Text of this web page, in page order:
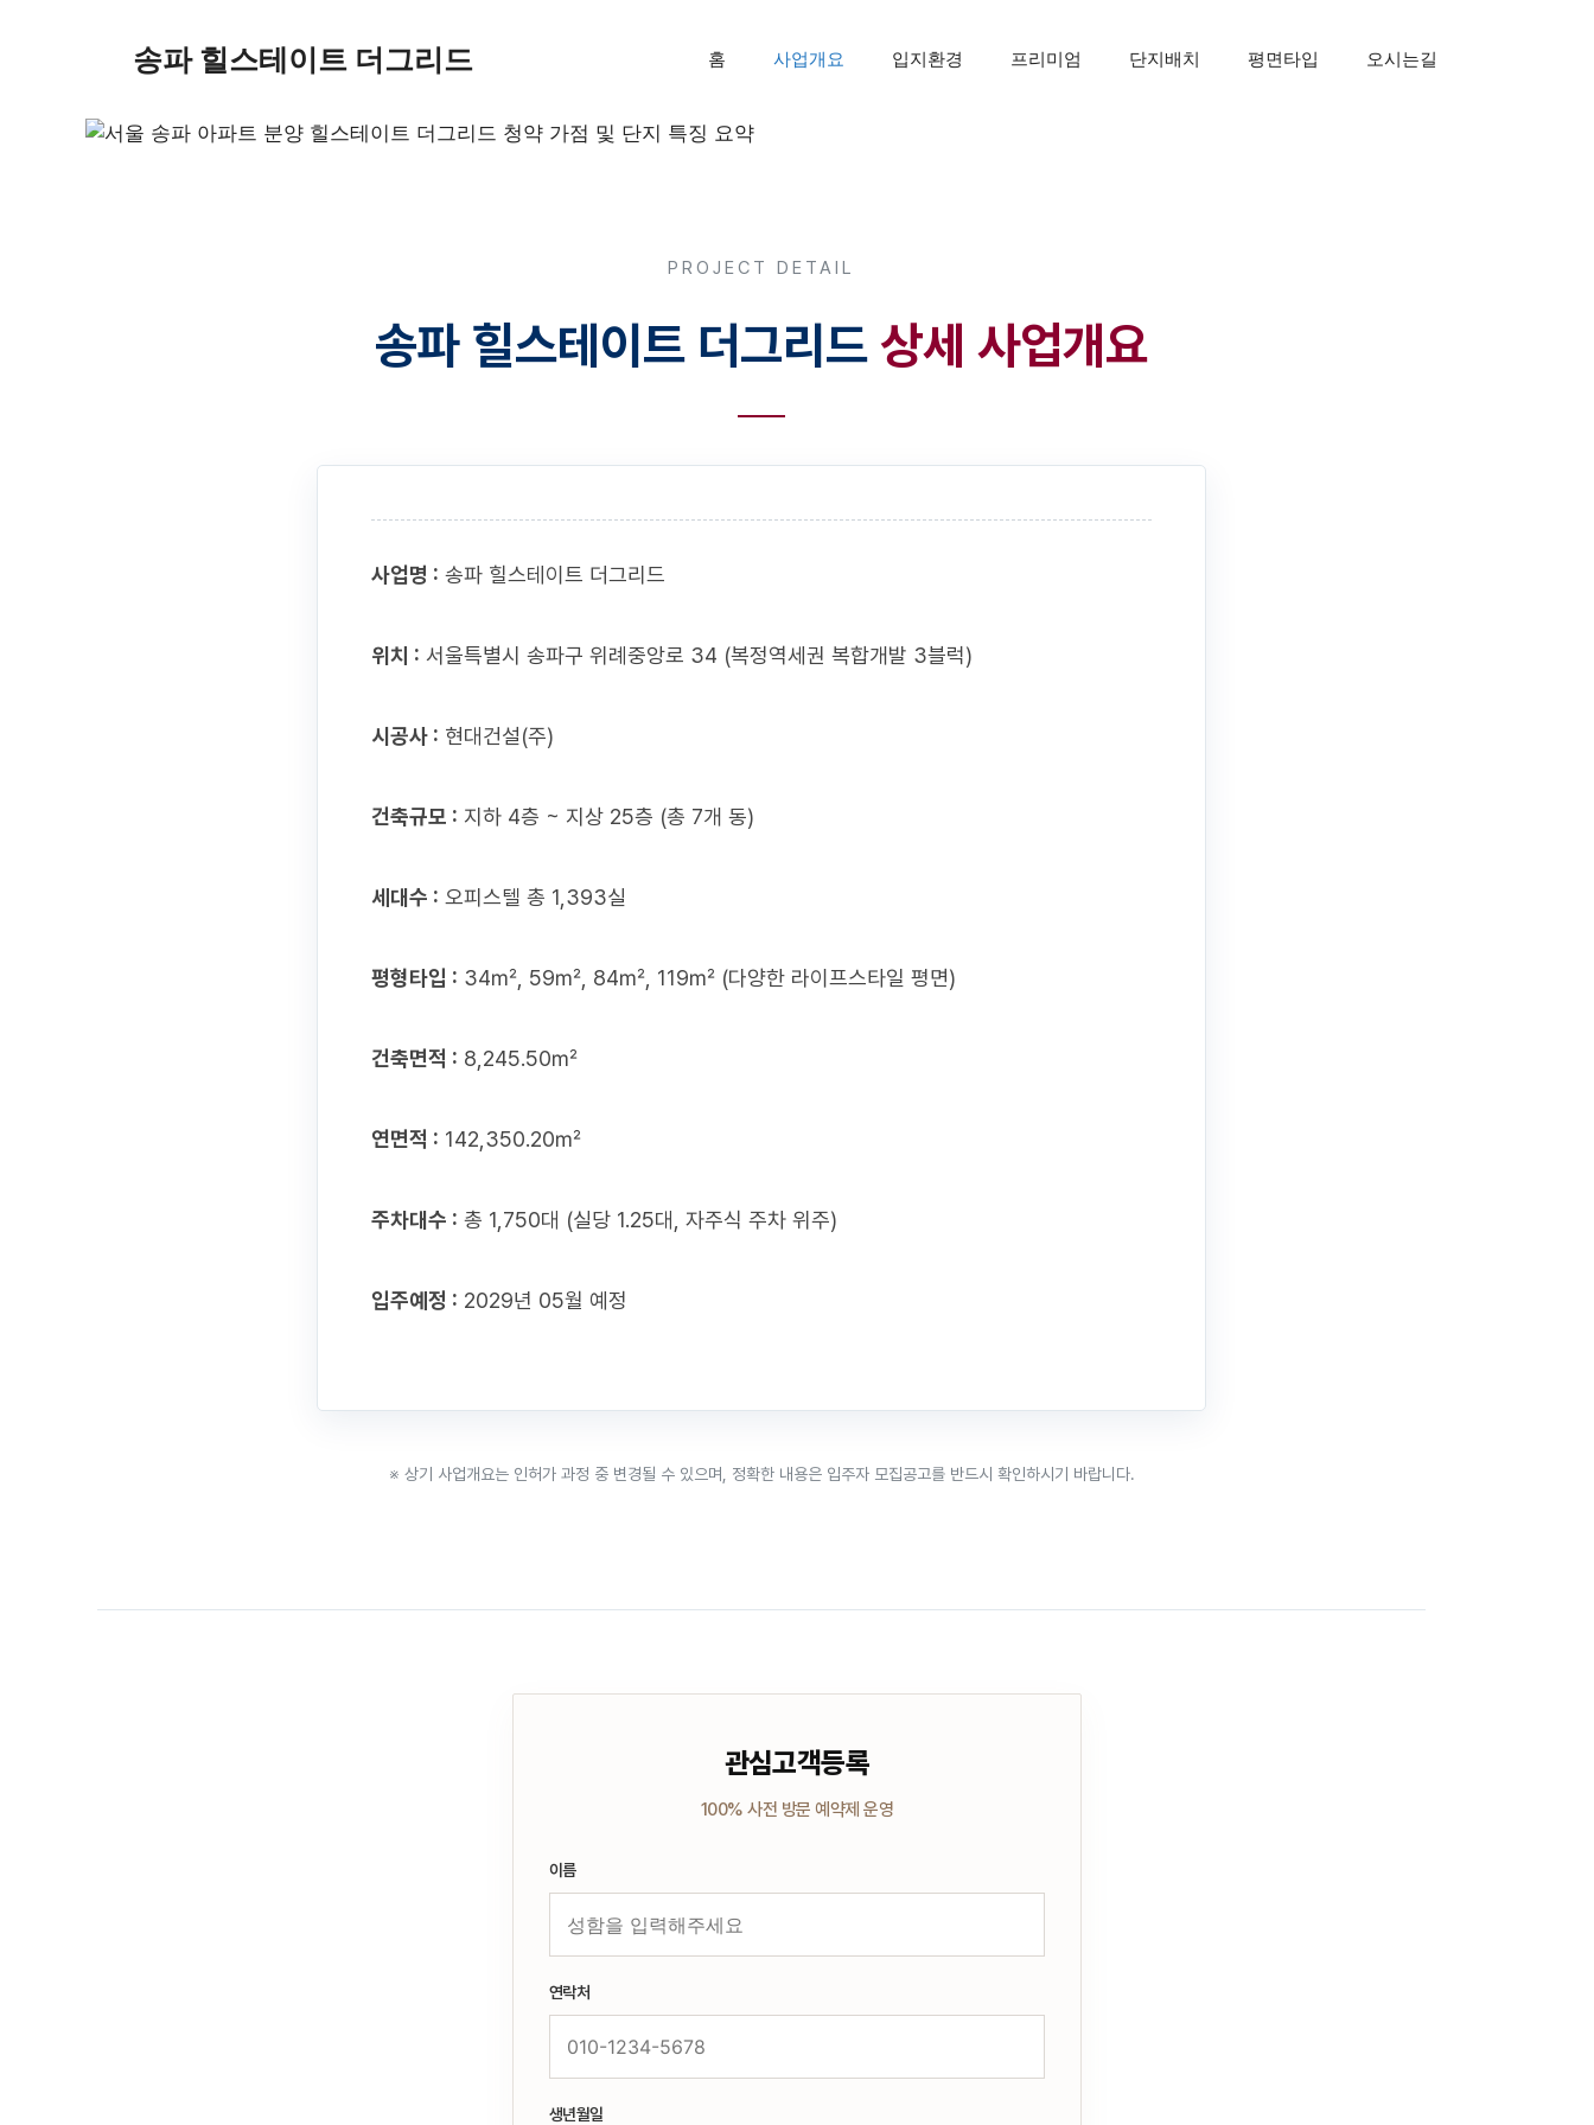
송파 힐스테이트 더그리드 홈 사업개요 입지환경 프리미엄 단지배치 평면타입 오시는길
PROJECT DETAIL
송파 힐스테이트 더그리드 상세 사업개요
사업명 : 송파 힐스테이트 더그리드
위치 : 서울특별시 송파구 위례중앙로 34 (복정역세권 복합개발 3블럭)
시공사 : 현대건설(주)
건축규모 : 지하 4층 ~ 지상 25층 (총 7개 동)
세대수 : 오피스텔 총 1,393실
평형타입 : 34㎡, 59㎡, 84㎡, 119㎡ (다양한 라이프스타일 평면)
건축면적 : 8,245.50㎡
연면적 : 142,350.20㎡
주차대수 : 총 1,750대 (실당 1.25대, 자주식 주차 위주)
입주예정 : 2029년 05월 예정
※ 상기 사업개요는 인허가 과정 중 변경될 수 있으며, 정확한 내용은 입주자 모집공고를 반드시 확인하시기 바랍니다.
관심고객등록
100% 사전 방문 예약제 운영
이름
연락처
생년월일